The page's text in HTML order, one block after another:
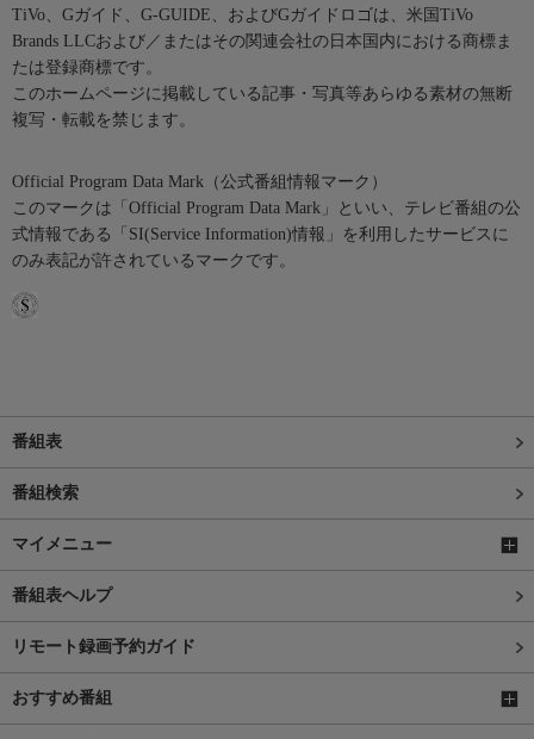
TiVo、Gガイド、G-GUIDE、およびGガイドロゴは、米国TiVo
Brands LLCおよび／またはその関連会社の日本国内における商標ま
たは登録商標です。
このホームページに掲載している記事・写真等あらゆる素材の無断
複写・転載を禁じます。
Official Program Data Mark（公式番組情報マーク）
このマークは「Official Program Data Mark」といい、テレビ番組の公
式情報である「SI(Service Information)情報」を利用したサービスに
のみ表記が許されているマークです。
番組表
番組検索
マイメニュー
番組表ヘルプ
リモート録画予約ガイド
おすすめ番組